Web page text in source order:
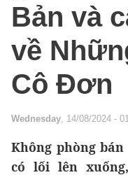
Bản và
về
Cô Đơn
Wednesday, 14/08/2024 -
Không phòng
có lối lên